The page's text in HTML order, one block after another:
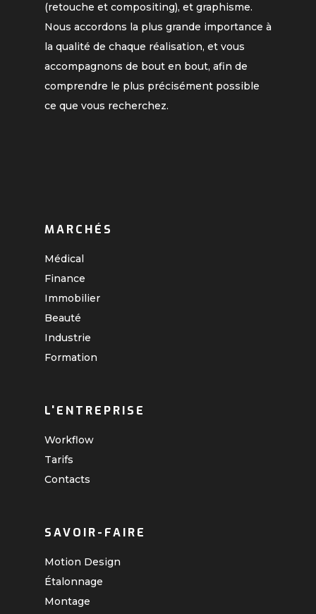
(retouche et compositing), et graphisme.
Nous accordons la plus grande importance à
la qualité de chaque réalisation, et vous
accompagnons de bout en bout, afin de
comprendre le plus précisément possible
ce que vous recherchez.
MARCHÉS
Médical
Finance
Immobilier
Beauté
Industrie
Formation
L'ENTREPRISE
Workflow
Tarifs
Contacts
SAVOIR-FAIRE
Motion Design
Étalonnage
Montage